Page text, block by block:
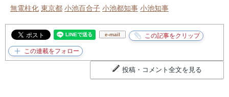
無電柱化 東京都 小池百合子 小池都知事 小池知事
e-mail
投稿・コメント全文を見る